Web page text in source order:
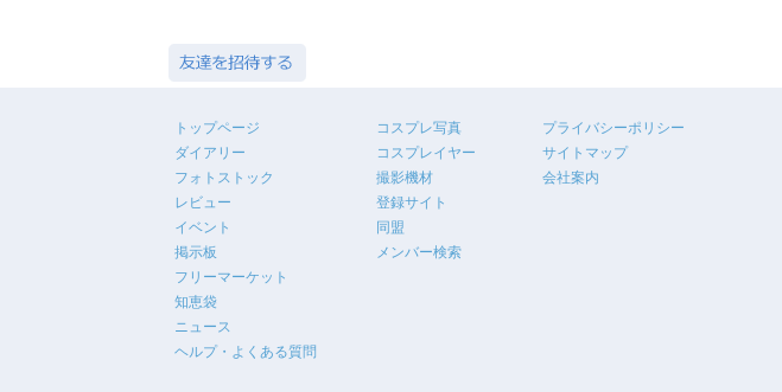
トップページ
ダイアリー
フォトストック
レビュー
イベント
掲示板
フリーマーケット
知恵袋
ニュース
ヘルプ・よくある質問
コスプレ写真
コスプレイヤー
撮影機材
登録サイト
同盟
メンバー検索
プライバシーポリシー
サイトマップ
会社案内